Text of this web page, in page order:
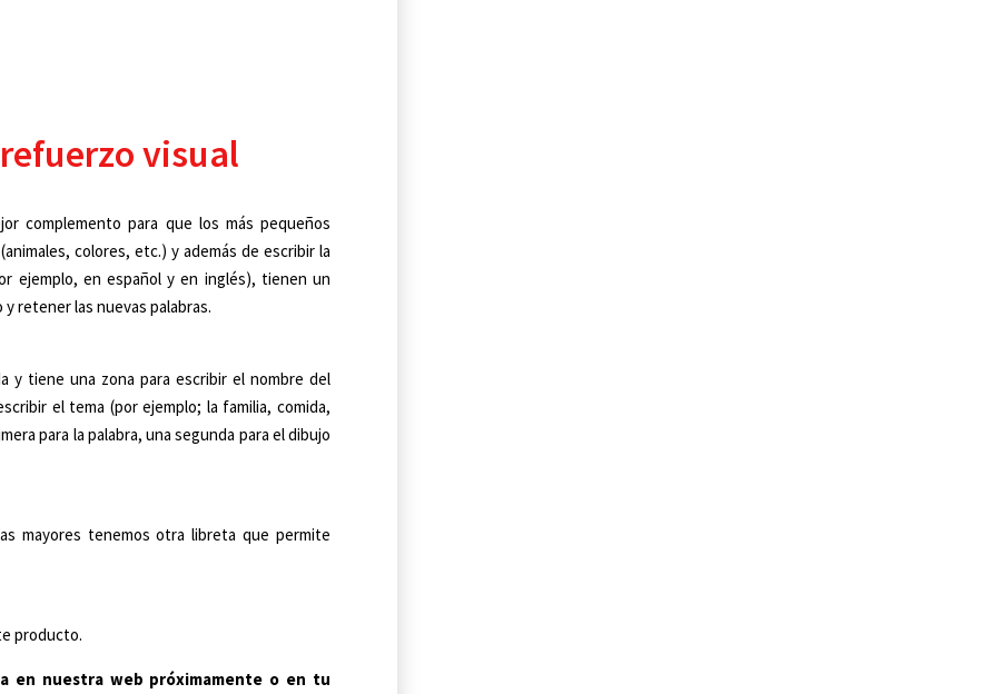
visual
complemento para que los más pequeños
colores, etc.) y además de escribir la
ejemplo, en español y en inglés), tienen un
retener las nuevas palabras.
y tiene una zona para escribir el nombre del
el tema (por ejemplo; la familia, comida,
para la palabra, una segunda para el dibujo
mayores tenemos otra libreta que permite
producto.
en nuestra web próximamente o en tu